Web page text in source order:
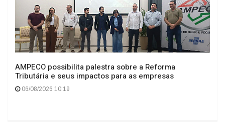
AMPECO possibilita palestra sobre a Reforma
Tributária e seus impactos para as empresas
06/08/2026 10:19